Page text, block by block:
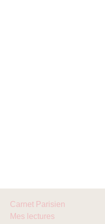
Carnet Parisien
Mes lectures